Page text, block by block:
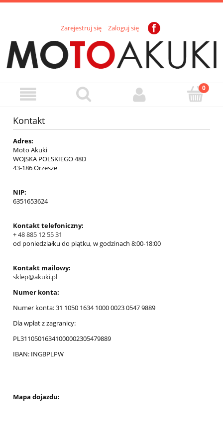
Zarejestruj się Zaloguj się
Kontakt
Adres:
Moto Akuki
WOJSKA POLSKIEGO 48D
43-186 Orzesze
NIP:
6351653624
Kontakt telefoniczny:
+ 48 885 12 55 31
od poniedziałku do piątku, w godzinach 8:00-18:00
Kontakt mailowy:
sklep@akuki.pl
Numer konta:
Numer konta: 31 1050 1634 1000 0023 0547 9889
Dla wpłat z zagranicy:
PL31105016341000002305479889
IBAN: INGBPLPW
Mapa dojazdu: